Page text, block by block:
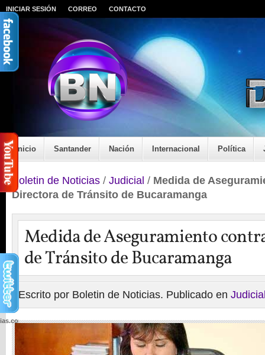
INICIAR SESIÓN CORREO CONTACTO
Inicio Santander Nación Internacional Política
Boletin de Noticias / Judicial / Medida de
Directora de Tránsito de Bucaramanga
Medida de Aseguramiento
de Tránsito de Bucaramanga
Escrito por Boletin de Noticias. Publicado en
wp-